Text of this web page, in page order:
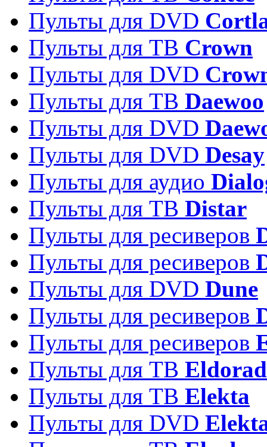
Пульты для DVD
Пульты для ТВ Crown
Пульты для DVD
Пульты для ТВ Daewoo
Пульты для DVD
Пульты для DVD Desay
Пульты для аудио
Пульты для ТВ Distar
Пульты для ресиверов
Пульты для ресиверов
Пульты для DVD Dune
Пульты для ресиверов
Пульты для ресиверов
Пульты для ТВ
Пульты для ТВ Elekta
Пульты для DVD